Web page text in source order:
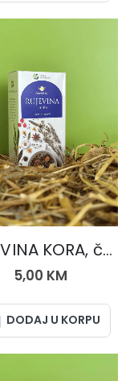
ČAJEVI
RUJEVINA KORA, čaj 50 gr.
5,00 KM
DODAJ U KORPU